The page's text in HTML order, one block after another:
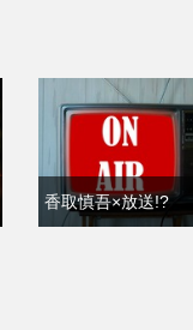
香取慎吾×放送!?